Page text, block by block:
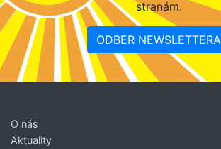
stranám.
ODBER NEWSLETTERA
O nás
Aktuality